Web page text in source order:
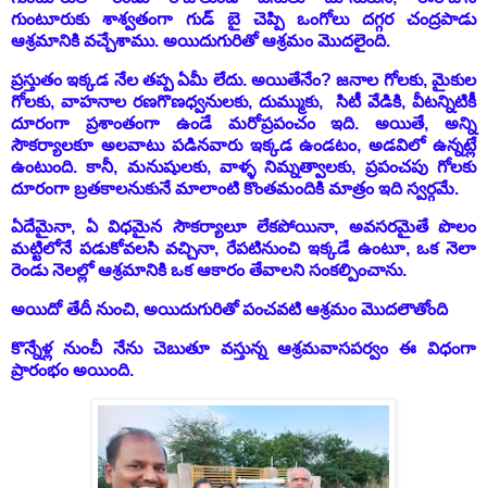
గుంటూరుకు శాశ్వతంగా గుడ్ బై చెప్పి ఒంగోలు దగ్గర చంద్రపాడు
ఆశ్రమానికి వచ్చేశాము. అయిదుగురితో ఆశ్రమం మొదలైంది.
ప్రస్తుతం ఇక్కడ నేల తప్ప ఏమీ లేదు. అయితేనేం? జనాల గోలకు, మైకుల
గోలకు, వాహనాల రణగొణధ్వనులకు, దుమ్ముకు, సిటీ వేడికి, వీటన్నిటికీ
దూరంగా ప్రశాంతంగా ఉండే మరోప్రపంచం ఇది. అయితే, అన్ని
సౌకర్యాలకూ అలవాటు పడినవారు ఇక్కడ ఉండటం, అడవిలో ఉన్నట్లే
ఉంటుంది. కానీ, మనుషులకు, వాళ్ళ నిమ్నత్వాలకు, ప్రపంచపు గోలకు
దూరంగా బ్రతకాలనుకునే మాలాంటి కొంతమందికి మాత్రం ఇది స్వర్గమే.
ఏదేమైనా, ఏ విధమైన సౌకర్యాలూ లేకపోయినా, అవసరమైతే పొలం
మట్టిలోనే పడుకోవలసి వచ్చినా, రేపటినుంచి ఇక్కడే ఉంటూ, ఒక నెలా
రెండు నెలల్లో ఆశ్రమానికి ఒక ఆకారం తేవాలని సంకల్పించాను.
అయిదో తేదీ నుంచి, అయిదుగురితో పంచవటి ఆశ్రమం మొదలౌతోంది
కొన్నేళ్ల నుంచీ నేను చెబుతూ వస్తున్న ఆశ్రమవాసపర్వం ఈ విధంగా
ప్రారంభం అయింది.